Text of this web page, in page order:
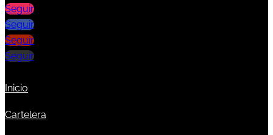
Seguir
Seguir
Seguir
Seguir
Inicio
Cartelera